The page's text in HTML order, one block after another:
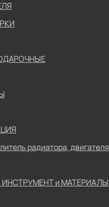
радиатора, двигателя
и МАТЕРИАЛЫ